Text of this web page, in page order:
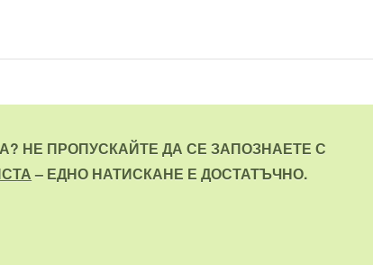
НЕ ПРОПУСКАЙТЕ ДА СЕ ЗАПОЗНАЕТЕ С
– ЕДНО НАТИСКАНЕ Е ДОСТАТЪЧНО.